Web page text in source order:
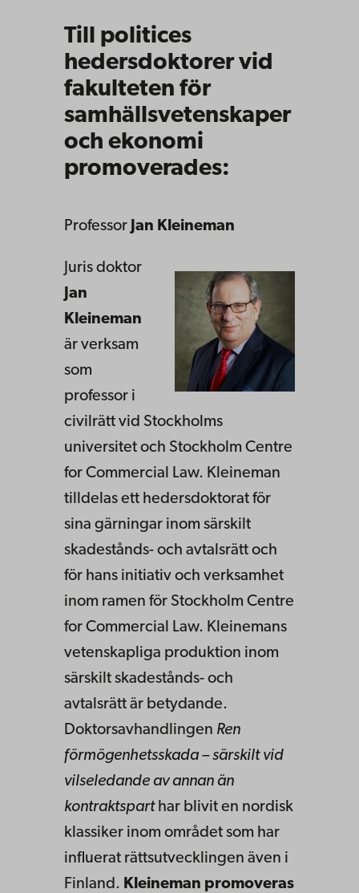
Till politices
hedersdoktorer vid
fakulteten för
samhällsvetenskaper
och ekonomi
promoverades:
Professor Jan Kleineman
Juris doktor
Jan
Kleineman
är verksam
som
professor i
civilrätt vid Stockholms
universitet och Stockholm Centre
for Commercial Law. Kleineman
tilldelas ett hedersdoktorat för
sina gärningar inom särskilt
skadestånds- och avtalsrätt och
för hans initiativ och verksamhet
inom ramen för Stockholm Centre
for Commercial Law. Kleinemans
vetenskapliga produktion inom
särskilt skadestånds- och
avtalsrätt är betydande.
Doktorsavhandlingen Ren
förmögenhetsskada – särskilt vid
vilseledande av annan än
kontraktsparthar blivit en nordisk
klassiker inom området som har
influerat rättsutvecklingen även i
Finland. Kleineman promoveras